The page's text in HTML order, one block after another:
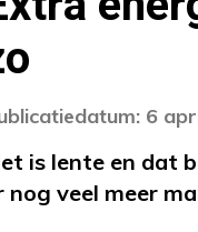
6
is lente en dat
nog veel meer